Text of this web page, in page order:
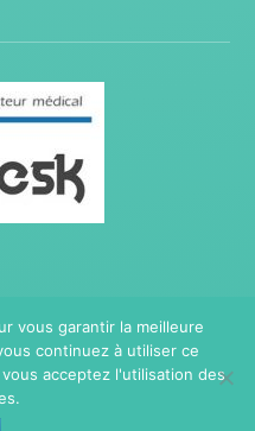
Traitement Burnout.Tous
vos soins. Pour
vous garantir la meilleure
continuez à utiliser ce
acceptez l'utilisation des